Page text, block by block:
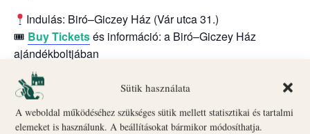
Sütik használata
A weboldal működéséhez szükséges sütik mellett statisztikai és tartalmi
elemeket is használunk. A beállításokat bármikor módosíthatja.
Indulás: Biró–Giczey Ház (Vár utca 31.)
🎟 Buy Ticketsés információ: a Biró–Giczey Ház
ajándékboltjában
Csoportlétszám: legfeljebb 25 fő
A programok egyes időpontokban liturgikus események
vagy egyéb rendezvények miatt változhatnak.